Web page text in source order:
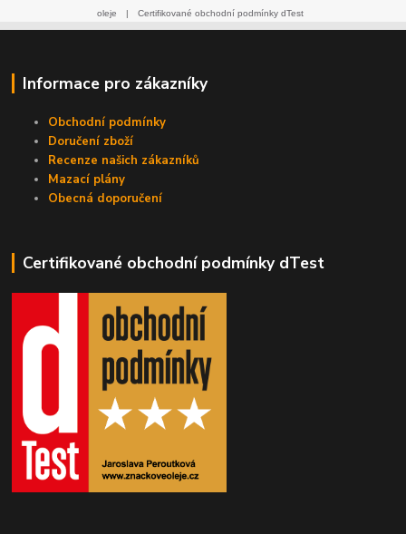
oleje
| Certifikované obchodní podmínky dTest
Informace pro zákazníky
Obchodní podmínky
Doručení zboží
Recenze našich zákazníků
Mazací plány
Obecná doporučení
Certifikované obchodní podmínky dTest